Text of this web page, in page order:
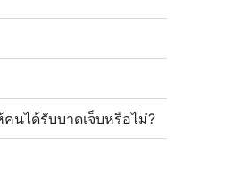
นได้รับบาดเจ็บหรือไม่?